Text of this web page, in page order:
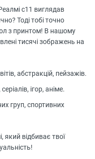
с11 виглядав
Тоді тобі точно
з принтом! В нашому
тисячі зображень на
абстракцій, пейзажів.
ігор, аніме.
груп, спортивних
відбиває твої